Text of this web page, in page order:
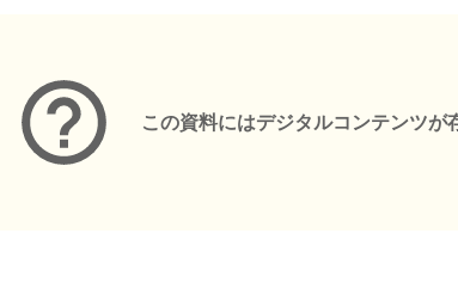
この資料にはデジタルコンテンツが